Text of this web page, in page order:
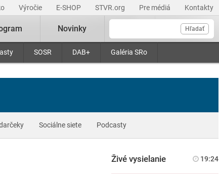
Výročie E-SHOP STVR.org Pre médiá Kontakty
Hľadať
SOSR DAB+ Galéria SRo
Novinky
Sociálne siete Podcasty
Živé vysielanie 19:24